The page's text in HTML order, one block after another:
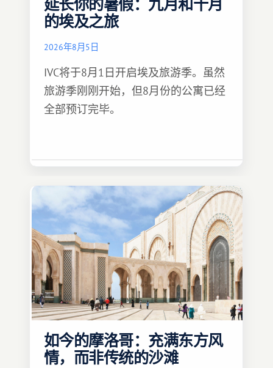
延长你的暑假：九月和十月
的埃及之旅
2026年8月5日
IVC将于8月1日开启埃及旅游季。虽然
旅游季刚刚开始，但8月份的公寓已经
全部预订完毕。
如今的摩洛哥：充满东方风
情，而非传统的沙滩